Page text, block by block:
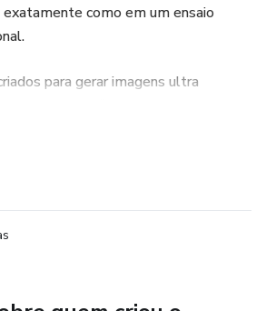
como em um ensaio
para gerar imagens ultra
prontos para uso
para gerar fotografias realistas com